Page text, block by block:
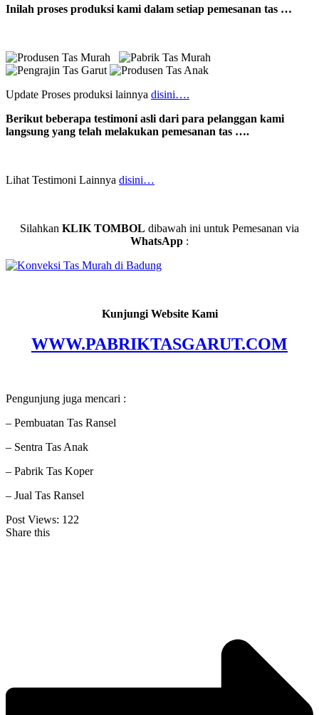
Inilah proses produksi kami dalam setiap pemesanan tas …
Update Proses produksi lainnya disini….
Berikut beberapa testimoni asli dari para pelanggan kami
langsung yang telah melakukan pemesanan tas ….
Lihat Testimoni Lainnya disini…
Silahkan KLIK TOMBOL dibawah ini untuk Pemesanan via
WhatsApp :
Kunjungi Website Kami
WWW.PABRIKTASGARUT.COM
Pengunjung juga mencari :
– Pembuatan Tas Ransel
– Sentra Tas Anak
– Pabrik Tas Koper
– Jual Tas Ransel
Post Views: 122
Share this